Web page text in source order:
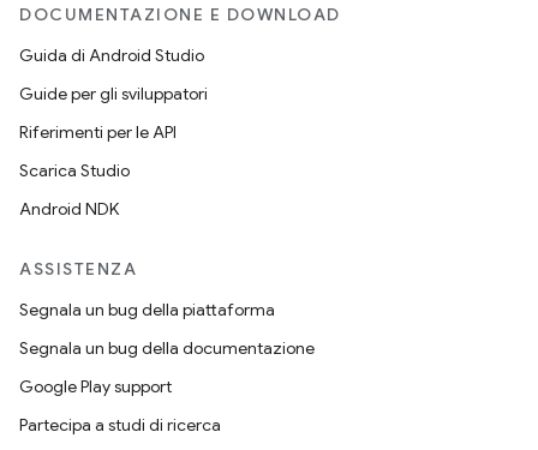
DOCUMENTAZIONE E DOWNLOAD
Guida di Android Studio
Guide per gli sviluppatori
Riferimenti per le API
Scarica Studio
Android NDK
ASSISTENZA
Segnala un bug della piattaforma
Segnala un bug della documentazione
Google Play support
Partecipa a studi di ricerca